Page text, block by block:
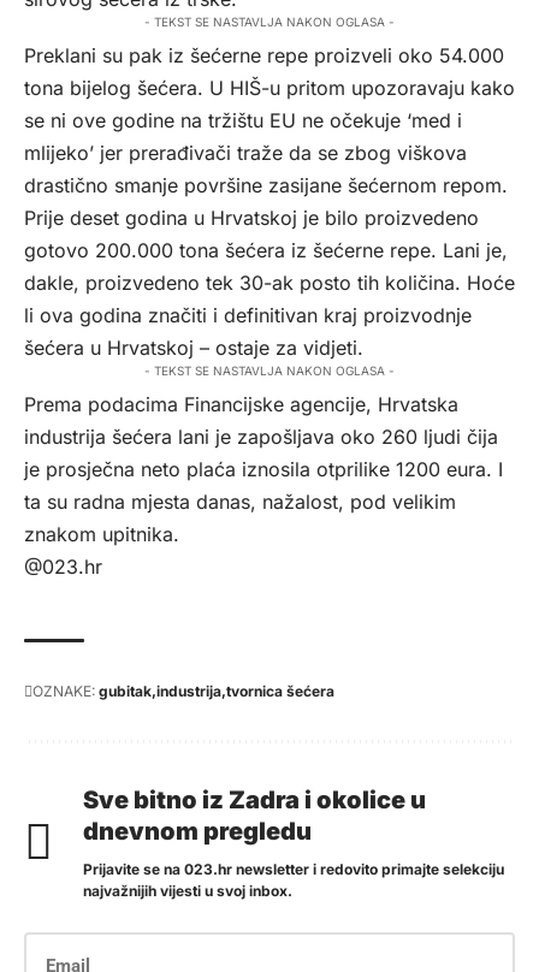
- TEKST SE NASTAVLJA NAKON OGLASA -
Preklani su pak iz šećerne repe proizveli oko 54.000
tona bijelog šećera. U HIŠ-u pritom upozoravaju kako
se ni ove godine na tržištu EU ne očekuje ‘med i
mlijeko’ jer prerađivači traže da se zbog viškova
drastično smanje površine zasijane šećernom repom.
Prije deset godina u Hrvatskoj je bilo proizvedeno
gotovo 200.000 tona šećera iz šećerne repe. Lani je,
dakle, proizvedeno tek 30-ak posto tih količina. Hoće
li ova godina značiti i definitivan kraj proizvodnje
šećera u Hrvatskoj – ostaje za vidjeti.
- TEKST SE NASTAVLJA NAKON OGLASA -
Prema podacima Financijske agencije, Hrvatska
industrija šećera lani je zapošljava oko 260 ljudi čija
je prosječna neto plaća iznosila otprilike 1200 eura. I
ta su radna mjesta danas, nažalost, pod velikim
znakom upitnika.
@023.hr
OZNAKE: gubitak industrija tvornica šećera
Sve bitno iz Zadra i okolice u
dnevnom pregledu
Prijavite se na 023.hr newsletter i redovito primajte selekciju
najvažnijih vijesti u svoj inbox.